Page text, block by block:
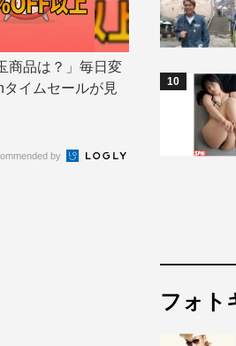
商品は？」毎日変
タイムセールが見
by
10
フォト